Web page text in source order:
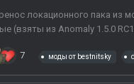
локационного пака из
(взяты из Anomaly 1.5.0
7 моды от bestnitsky